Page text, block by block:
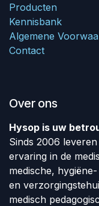
Producten
Kennisbank
Algemene
Contact
Over ons
Hysop is uw
Sinds 2006
ervaring in de
medische,
en
medisch